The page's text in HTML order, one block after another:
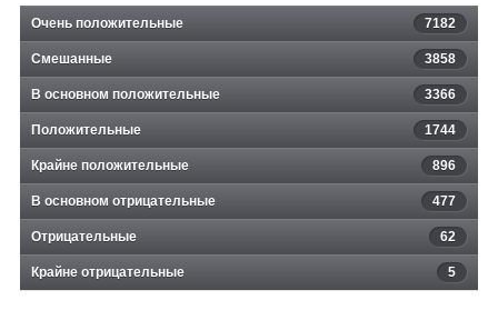
Очень положительные 7182
Смешанные 3858
В основном положительные 3366
Положительные 1744
Крайне положительные 896
В основном отрицательные 477
Отрицательные 62
Крайне отрицательные 5